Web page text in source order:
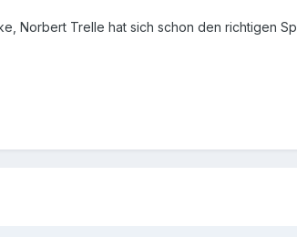
Norbert Trelle hat sich schon den richtigen